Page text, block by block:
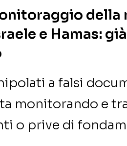
della
e Hamas:
a falsi
monitorando e
o prive di